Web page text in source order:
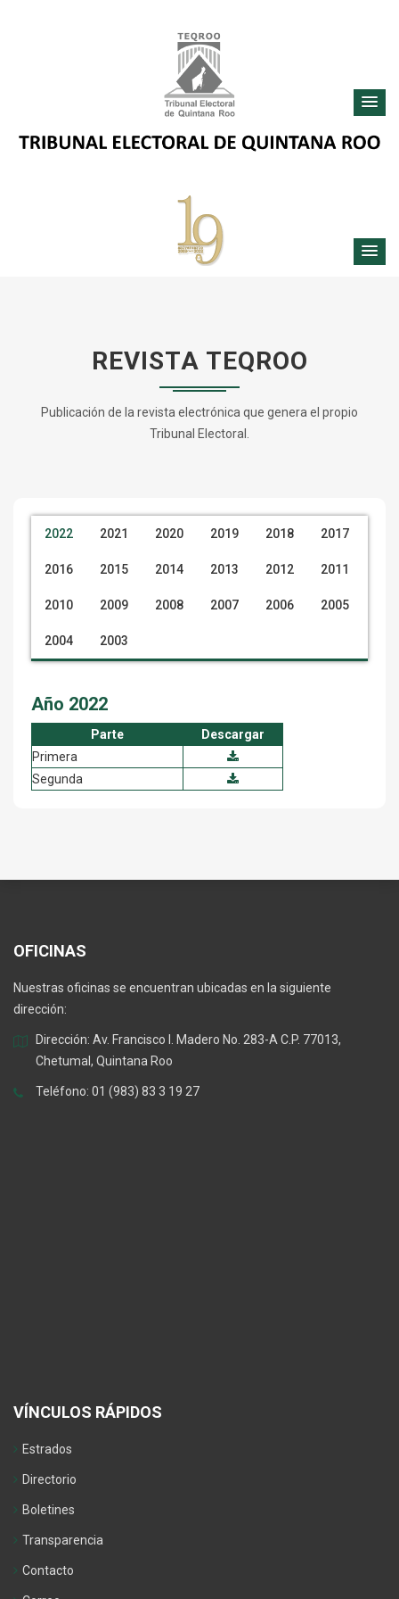
REVISTA TEQROO
Publicación de la revista electrónica que genera el propio
Tribunal Electoral.
2022 2021 2020 2019 2018 2017
2016 2015 2014 2013 2012 2011
2010 2009 2008 2007 2006 2005
2004 2003
Año 2022
Parte
Descargar
Primera
Segunda
OFICINAS
Nuestras oficinas se encuentran ubicadas en la siguiente
dirección:
Dirección: Av. Francisco I. Madero No. 283-A C.P. 77013,
Chetumal, Quintana Roo
Teléfono: 01 (983) 83 3 19 27
VÍNCULOS RÁPIDOS
Estrados
Directorio
Boletines
Transparencia
Contacto